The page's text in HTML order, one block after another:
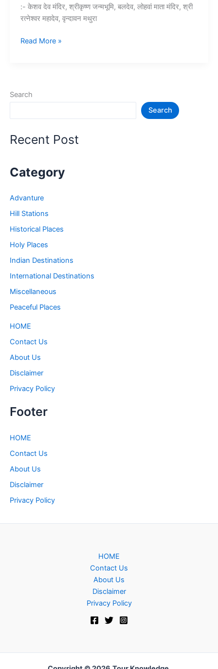
:- केशव देव मंदिर, श्रीकृष्ण जन्मभूमि, बलदेव, लोहवां माता मंदिर, श्री
रत्नेश्वर महादेव, वृन्दावन मथुरा
10+
जगह
Vrindavan
Tourist
Read More »
Search
Search
Recent Post
Category
Advanture
Hill Stations
Historical Places
Holy Places
Indian Destinations
International Destinations
Miscellaneous
Peaceful Places
HOME
Contact Us
About Us
Disclaimer
Privacy Policy
Footer
HOME
Contact Us
About Us
Disclaimer
Privacy Policy
HOME
Contact Us
About Us
Disclaimer
Privacy Policy